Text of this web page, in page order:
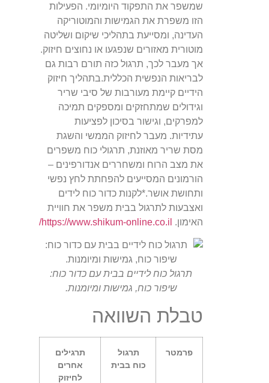
שמשפר את התפקוד היומיומי. הפעילות
הזו משפרת את הגמישות והמוטוריקה
העדינה, ומסייעת בתהליכי שיקום ושליטה
מוטורית מאזורים שנפגעו או נחוצים חיזוק.
אך מעבר לכך, תרגול כזה תורם רבות גם
לבריאות הנפשית הכללית.בתהליך חיזוק
הידיים קיימת מעורבות של סיבי שריר
וגידולים שמתחזקים ומספקים תמיכה
למפרקים, וגישור בסיכון לפציעות
עתידיות. מעבר לחיזוק הממשי והשגת
מסת שריר מאוזנת, תרגולי כוח משפרים
את מצב הרוח ומשחררים אנדורפינים –
הורמונים המסייעים להפחתת לחץ נפשי
ותחושת אושר.*לקנות כדור כוח לידים
ואצבעות לתרגול בבית משפר את חוויית
האימון. https://www.shikum-online.co.il/
תרגול כוח לידיים בבית עם כדור כוח:
שיפור כוח, גמישות ומיומנות.
טבלת השוואה
פרמטר
תרגול
כוח בבית
תרגילים
אחרים
לחיזוק